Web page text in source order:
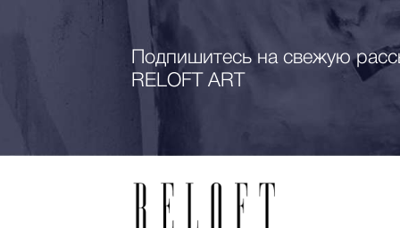
Подпишитесь на свежую
RELOFT ART